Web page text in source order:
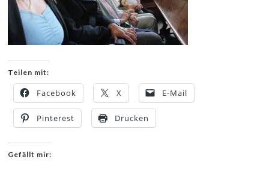
Teilen mit:
Facebook X E-Mail
Pinterest Drucken
Gefällt mir: